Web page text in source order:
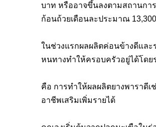
บาท หรืออาจขึ้นลงตามสถานกา
ก้อนถ้วยเดือนละประมาณ 13,300
ในช่วงแรกผลผลิตค่อนข้างดีและ
หนทางทำให้ครอบครัวอยู่ได้โดย
คือ การทำให้ผลผลิตยางพาราดี
อาชีพเสริมเพิ่มรายได้